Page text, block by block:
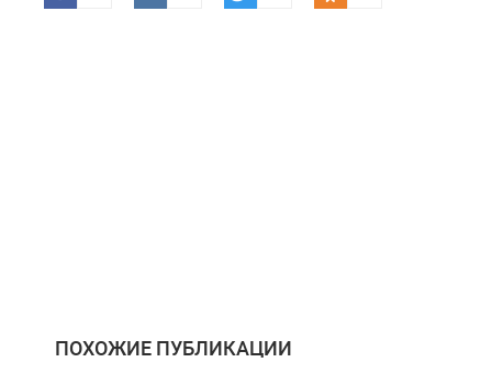
ПОХОЖИЕ ПУБЛИКАЦИИ